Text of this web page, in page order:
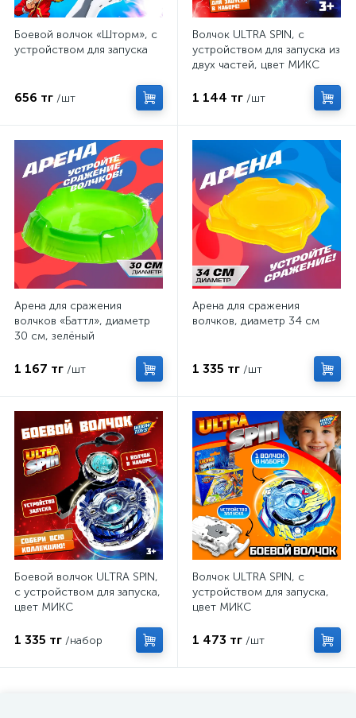
Боевой волчок «Шторм», с
устройством для запуска
656 тг /шт
Волчок ULTRA SPIN, с
устройством для запуска из
двух частей, цвет МИКС
1 144 тг /шт
Арена для сражения
волчков «Баттл», диаметр
30 см, зелёный
1 167 тг /шт
Арена для сражения
волчков, диаметр 34 см
1 335 тг /шт
Боевой волчок ULTRA SPIN,
с устройством для запуска,
цвет МИКС
1 335 тг /набор
Волчок ULTRA SPIN, с
устройством для запуска,
цвет МИКС
1 473 тг /шт